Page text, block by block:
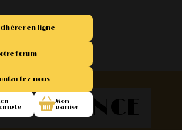
en ligne
forum
nous
Mon
panier
DE-FRANCE